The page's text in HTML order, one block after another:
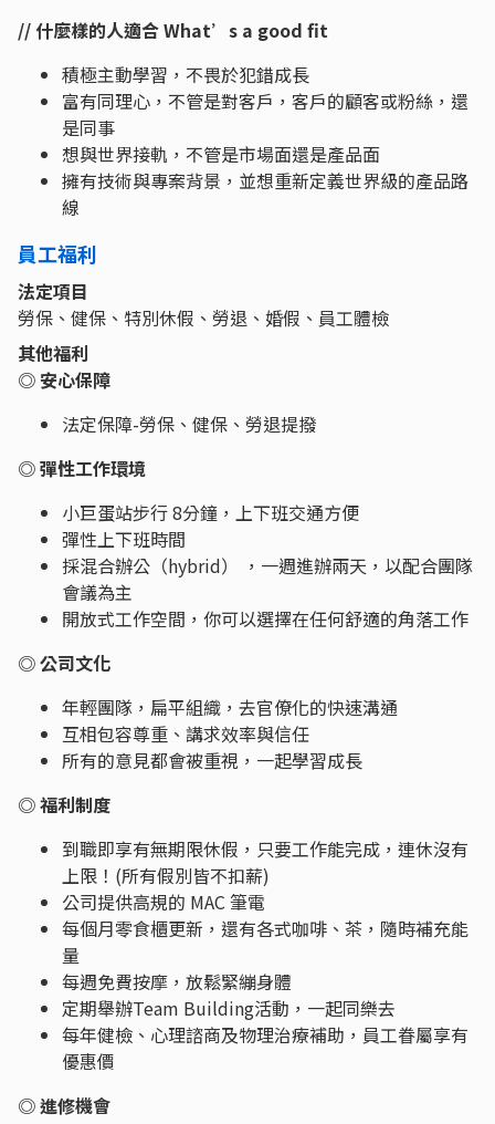
// 什麼樣的人適合 What’s a good fit
積極主動學習，不畏於犯錯成長
富有同理心，不管是對客戶，客戶的顧客或粉絲，還
是同事
想與世界接軌，不管是市場面還是產品面
擁有技術與專案背景，並想重新定義世界級的產品路
線
員工福利
法定項目
勞保、健保、特別休假、勞退、婚假、員工體檢
其他福利
◎ 安心保障
法定保障-勞保、健保、勞退提撥
◎ 彈性工作環境
小巨蛋站步行 8分鐘，上下班交通方便
彈性上下班時間
採混合辦公（hybrid） ，一週進辦兩天，以配合團隊
會議為主
開放式工作空間，你可以選擇在任何舒適的角落工作
◎ 公司文化
年輕團隊，扁平組織，去官僚化的快速溝通
互相包容尊重、講求效率與信任
所有的意見都會被重視，一起學習成長
◎ 福利制度
到職即享有無期限休假，只要工作能完成，連休沒有
上限！(所有假別皆不扣薪)
公司提供高規的 MAC 筆電
每個月零食櫃更新，還有各式咖啡、茶，隨時補充能
量
每週免費按摩，放鬆緊繃身體
定期舉辦Team Building活動，一起同樂去
每年健檢、心理諮商及物理治療補助，員工眷屬享有
優惠價
◎ 進修機會